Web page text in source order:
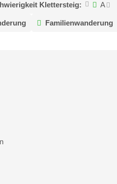
Klettersteig: A
Familienwanderung